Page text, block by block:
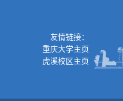
友情链接：
重庆大学主页
虎溪校区主页